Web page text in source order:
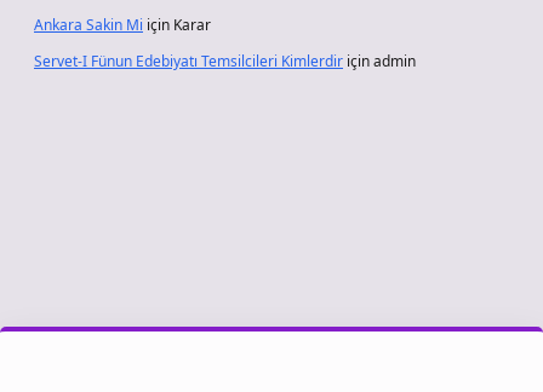
Ankara Sakin Mi için Karar
Servet-I Fünun Edebiyatı Temsilcileri Kimlerdir içinadmin